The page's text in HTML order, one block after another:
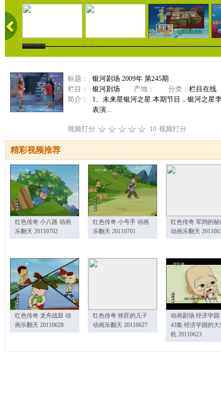
标题：
银河剧场 2009年 第245期
栏目：
银河剧场 产地： 分类： 栏目在线
简介：
1、未来星银河之星 本期节目，银河之星
表演...
视频打分 10 视频打分
精彩视频推荐
红色传奇 小八路 动画
乐翻天 20110702
红色传奇 小号手 动画
乐翻天 20110701
红色传奇 军鸽的秘
动画乐翻天
红色传奇 龙舟战鼓 动
画乐翻天 20110628
红色传奇 铁匠的儿子
动画乐翻天 20110627
动画剧场 经济学园
43集 经济学园的大
机 20110623